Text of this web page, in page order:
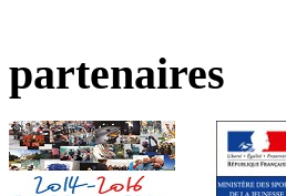
partenaires